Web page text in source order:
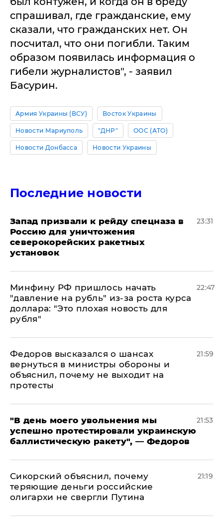
спрашивал, где гражданские, ему
сказали, что гражданских нет. Он
посчитал, что они погибли. Таким
образом появилась информация о
гибели журналистов", - заявил
Басурин.
Армия Украины (ВСУ) Восток Украины
Новости Мариуполь "ДНР" ООС (АТО)
Новости Донбасса Новости Украины
Последние новости
Запад призвали к рейду спецназа в
Россию для уничтожения
северокорейских ракетных
установок
23:31
Минфину РФ пришлось начать
"давление на рубль" из-за роста курса
доллара: "Это плохая новость для
рубля"
22:47
Федоров высказался о шансах
вернуться в министры обороны и
объяснил, почему не выходит на
протесты
21:59
​"В день моего увольнения мы
успешно протестировали украинскую
баллистическую ракету", — Федоров
21:53
Сикорский объяснил, почему
теряющие деньги российские
олигархи не свергли Путина
21:19